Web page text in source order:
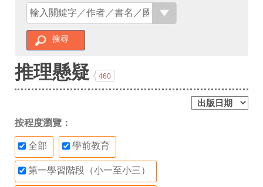
搜尋
推理懸疑 460
按程度瀏覽：
全部 學前教育
第一學習階段（小一至小三）